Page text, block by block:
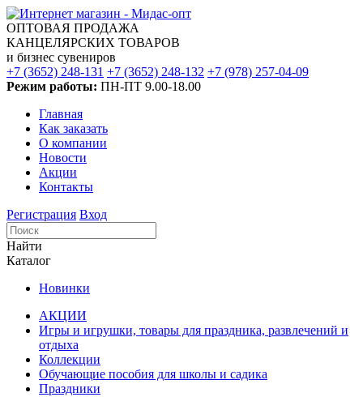
ОПТОВАЯ ПРОДАЖА
КАНЦЕЛЯРСКИХ ТОВАРОВ
и бизнес сувениров
+7 (3652) 248-131 +7 (3652) 248-132 +7 (978) 257-04-09
Режим работы: ПН-ПТ 9.00-18.00
Главная
Как заказать
О компании
Новости
Акции
Контакты
Регистрация Вход
Найти
Каталог
Новинки
АКЦИИ
Игры и игрушки, товары для праздника, развлечений и
отдыха
Коллекции
Обучающие пособия для школы и садика
Праздники